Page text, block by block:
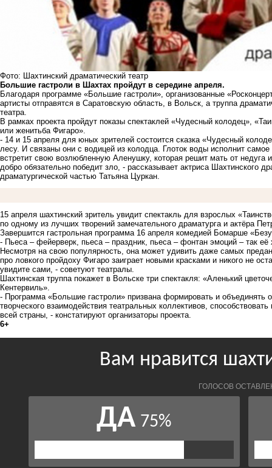
Фото: Шахтинский драматический театр
Большие гастроли в Шахтах пройдут в середине апреля.
Благодаря программе «Большие гастроли», организованные
артисты отправятся в Саратовскую область, в Вольск, а труппа
театра.
В рамках проекта пройдут показы спектаклей «Чудесный колодец»,
или женитьба Фигаро».
- 14 и 15 апреля для юных зрителей состоится сказка «Чудесный
лесу. И связаны они с водицей из колодца. Глоток воды исполнит
встретит свою возлюбленную Аленушку, которая решит мать от недуга
добро обязательно победит зло, - рассказывает актриса Шахтинского
драматургической частью Татьяна Цуркан.
15 апреля шахтинский зритель увидит спектакль для взрослых
по одному из лучших творений замечательного драматурга и актёра
Завершится гастрольная программа 16 апреля комедией Бомарше
- Пьеса – фейерверк, пьеса – праздник, пьеса – фонтан эмоций – так
Несмотря на свою популярность, она может удивить даже самых
про ловкого пройдоху Фигаро заиграет новыми красками и никого не
увидите сами, - советуют театралы.
Шахтинская труппа покажет в Вольске три спектакля: «Аленький
Кентервиль».
- Программа «Большие гастроли» призвана формировать и объединять
творческого взаимодействия театральных коллективов,
всей страны, - констатируют организаторы проекта.
6+